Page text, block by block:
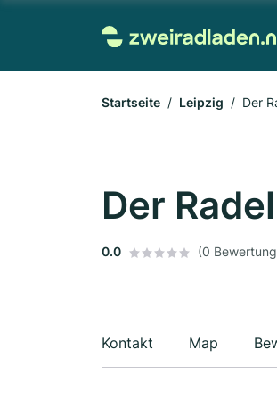
Startseite Leipzig Der
Der
0.0 (0
Kontakt Map